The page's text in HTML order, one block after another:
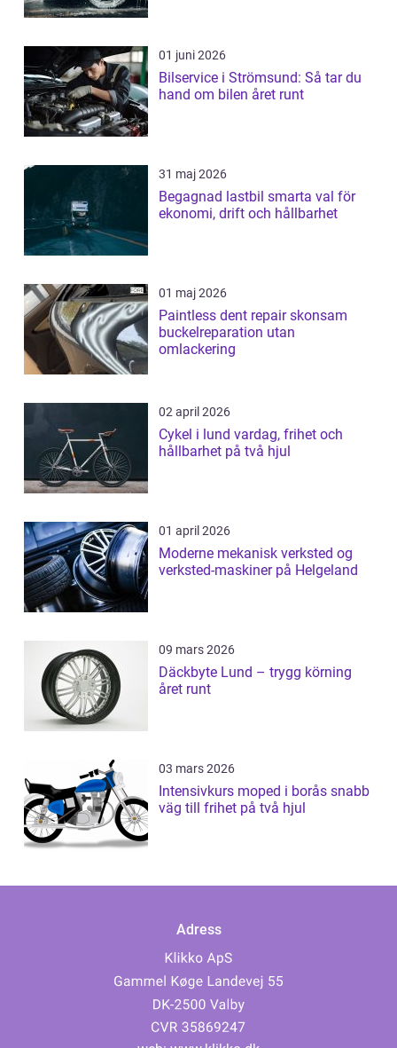
01 juni 2026
Bilservice i Strömsund: Så tar du
hand om bilen året runt
31 maj 2026
Begagnad lastbil smarta val för
ekonomi, drift och hållbarhet
01 maj 2026
Paintless dent repair skonsam
buckelreparation utan
omlackering
02 april 2026
Cykel i lund vardag, frihet och
hållbarhet på två hjul
01 april 2026
Moderne mekanisk verksted og
verksted-maskiner på Helgeland
09 mars 2026
Däckbyte Lund – trygg körning
året runt
03 mars 2026
Intensivkurs moped i borås snabb
väg till frihet på två hjul
Adress